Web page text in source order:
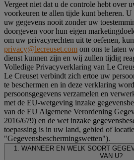
Vergeet niet dat u de controle hebt over
voorkeuren te allen tijde kunt beheren.
uw gegevens nooit zonder uw
doorgeven voor hun eigen
om uw privacyrechten uit te oefenen,
privacy@lecreuset.com om ons te laten
dienst kunnen zijn en wij zullen tijdig
Volledige Privacyverklaring van Le
Le Creuset verbindt zich ertoe uw
te beschermen en in deze verklaring
persoonsgegevens verzamelen en
met de EU-wetgeving inzake
van de EU Algemene Verordening
2016/679) en de wet inzake
toepassing is in uw land, gebied of
"Gegevensbeschermingswetten").
1. WANNEER EN WELK SOORT
VAN U?